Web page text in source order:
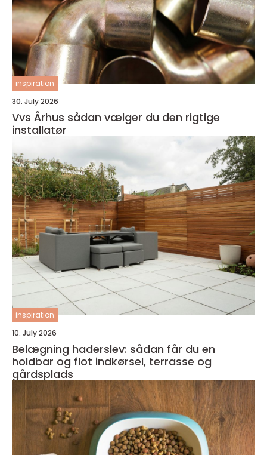
inspiration
30. July 2026
Vvs Århus sådan vælger du den rigtige
installatør
inspiration
10. July 2026
Belægning haderslev: sådan får du en
holdbar og flot indkørsel, terrasse og
gårdsplads